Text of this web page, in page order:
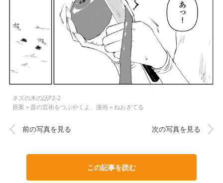
ネズの木の話P2-2
原案＝昔の芸術をつぶやくよ、漫画＝ねおきてる
前の写真を見る 次の写真を見る
この記事を読む